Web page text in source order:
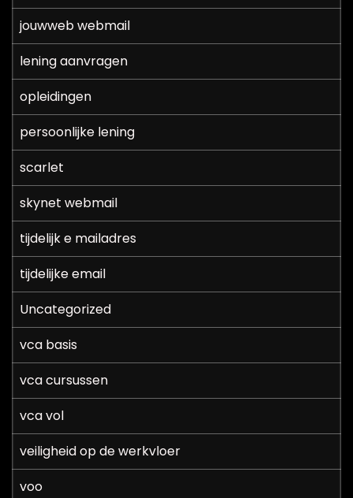
jouwweb webmail
lening aanvragen
opleidingen
persoonlijke lening
scarlet
skynet webmail
tijdelijk e mailadres
tijdelijke email
Uncategorized
vca basis
vca cursussen
vca vol
veiligheid op de werkvloer
voo